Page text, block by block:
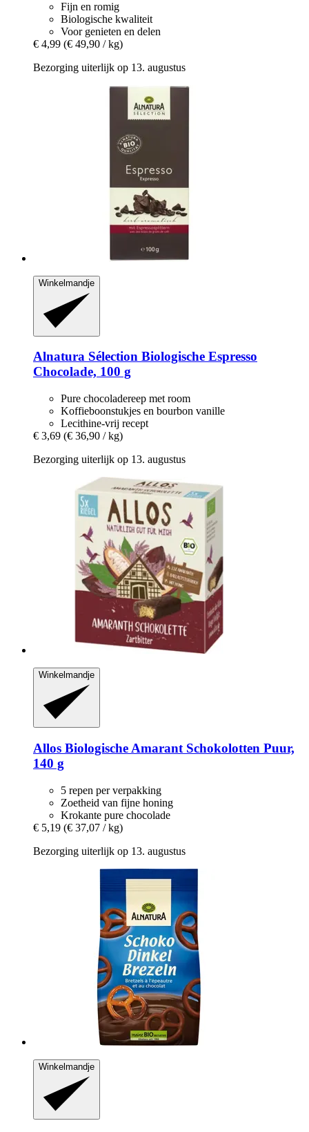
Fijn en romig
Biologische kwaliteit
Voor genieten en delen
€ 4,99 (€ 49,90 / kg)
Bezorging uiterlijk op 13. augustus
Winkelmandje
Alnatura Sélection Biologische Espresso
Chocolade, 100 g
Pure chocoladereep met room
Koffieboonstukjes en bourbon vanille
Lecithine-vrij recept
€ 3,69 (€ 36,90 / kg)
Bezorging uiterlijk op 13. augustus
Winkelmandje
Allos Biologische Amarant Schokolotten Puur,
140 g
5 repen per verpakking
Zoetheid van fijne honing
Krokante pure chocolade
€ 5,19 (€ 37,07 / kg)
Bezorging uiterlijk op 13. augustus
Winkelmandje